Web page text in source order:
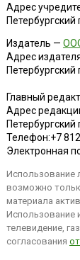
Адрес
Петербургский
Издатель —
Адрес
Петербургский
Главный
Адрес
Петербургский
Телефон:+7
Электронная
Использование
возможно
материала
Использование
телевидение,
согласования